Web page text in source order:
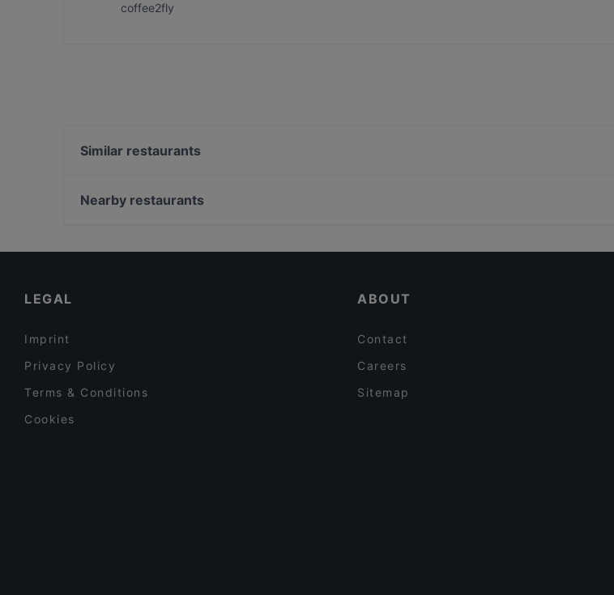
coffee2fly
Similar restaurants
Mr Kao Langenhorn
Nearby restaurants
LEGAL
Imprint
Privacy Policy
Terms & Conditions
Cookies
ABOUT
Contact
Careers
Sitemap